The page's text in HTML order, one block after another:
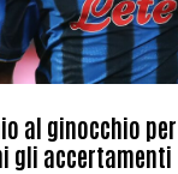
al ginocchio per
gli accertamenti